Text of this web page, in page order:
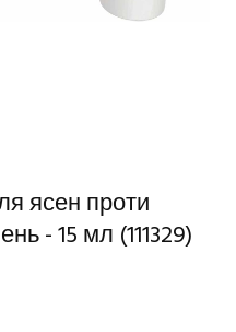
ясен проти
- 15 мл (111329)